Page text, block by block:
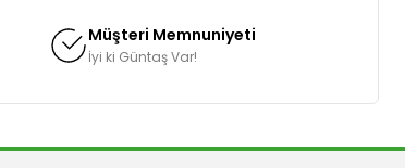
Müşteri Memnuniyeti
İyi ki Güntaş Var!